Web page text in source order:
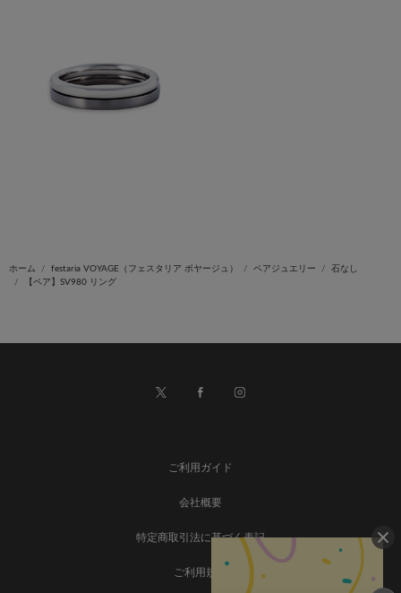
ホーム festaria VOYAGE（フェスタリア ボヤージュ） ペアジュエリー
石なし
【ペア】SV980 リング
ご利用ガイド
会社概要
特定商取引法に基づく表記
ご利用規約